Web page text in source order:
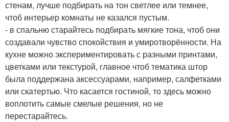
стенам, лучше подбирать на тон светлее или темнее,
чтоб интерьер комнаты не казался пустым.
- в спальню старайтесь подбирать мягкие тона, чтоб они
создавали чувство спокойствия и умиротворённости. На
кухне можно экспериментировать с разными принтами,
цветками или текстурой, главное чтоб тематика штор
была поддержана аксессуарами, например, салфетками
или скатертью. Что касается гостиной, то здесь можно
воплотить самые смелые решения, но не
перестарайтесь.